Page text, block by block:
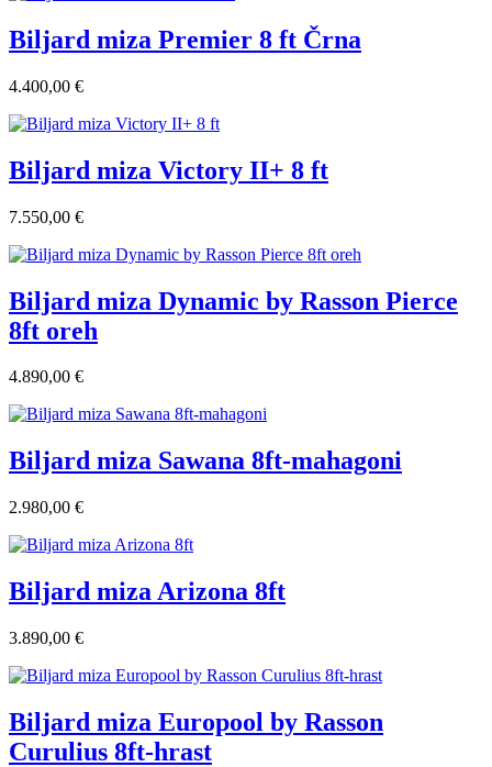
Biljard miza Premier 8 ft Črna
4.400,00 €
Biljard miza Victory II+ 8 ft
7.550,00 €
Biljard miza Dynamic by Rasson Pierce
8ft oreh
4.890,00 €
Biljard miza Sawana 8ft-mahagoni
2.980,00 €
Biljard miza Arizona 8ft
3.890,00 €
Biljard miza Europool by Rasson
Curulius 8ft-hrast